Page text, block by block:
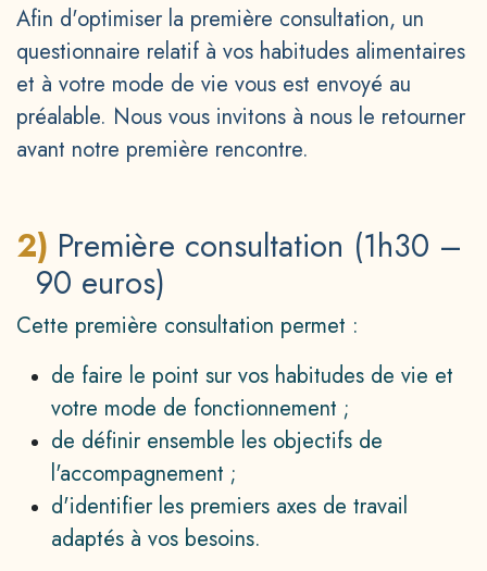
Afin d'optimiser la première consultation, un
questionnaire relatif à vos habitudes alimentaires
et à votre mode de vie vous est envoyé au
préalable. Nous vous invitons à nous le retourner
avant notre première rencontre.
2) Première consultation (1h30 –
90 euros)
Cette première consultation permet :
de faire le point sur vos habitudes de vie et
votre mode de fonctionnement ;
de définir ensemble les objectifs de
l'accompagnement ;
d'identifier les premiers axes de travail
adaptés à vos besoins.